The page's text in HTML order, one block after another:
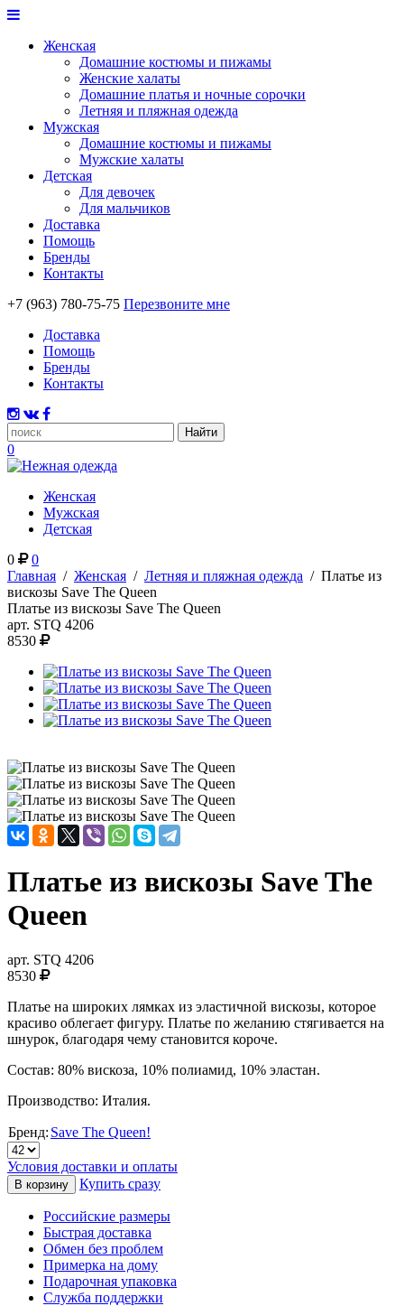
Женская
Домашние костюмы и пижамы
Женские халаты
Домашние платья и ночные сорочки
Летняя и пляжная одежда
Мужская
Домашние костюмы и пижамы
Мужские халаты
Детская
Для девочек
Для мальчиков
Доставка
Помощь
Бренды
Контакты
+7 (963) 780-75-75 Перезвоните мне
Доставка
Помощь
Бренды
Контакты
0
Женская
Мужская
Детская
0
0
Главная / Женская / Летняя и пляжная одежда / Платье из
вискозы Save The Queen
Платье из вискозы Save The Queen
арт. STQ 4206
8530
Платье из вискозы Save The
Queen
арт. STQ 4206
8530
Платье на широких лямках из эластичной вискозы, которое
красиво облегает фигуру. Платье по желанию стягивается на
шнурок, благодаря чему становится короче.
Состав: 80% вискоза, 10% полиамид, 10% эластан.
Производство: Италия.
Бренд: Save The Queen!
Условия доставки и оплаты
Купить сразу
Российские размеры
Быстрая доставка
Обмен без проблем
Примерка на дому
Подарочная упаковка
Служба поддержки